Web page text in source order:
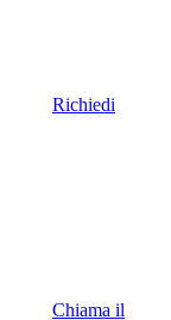
Richiedi
Chiama il